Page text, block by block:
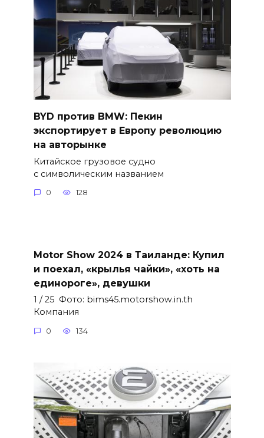
BYD против BMW: Пекин
экспортирует в Европу революцию
на авторынке
Китайское грузовое судно
с символическим названием
0 128
Motor Show 2024 в Таиланде: Купил
и поехал, «крылья чайки», «хоть на
единороге», девушки
1 / 25 Фото: bims45.motorshow.in.th
Компания
0 134